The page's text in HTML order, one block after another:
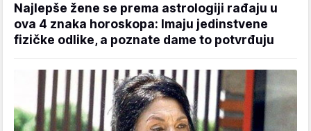
Najlepše žene se prema astrologiji rađaju u
ova 4 znaka horoskopa: Imaju jedinstvene
fizičke odlike, a poznate dame to potvrđuju